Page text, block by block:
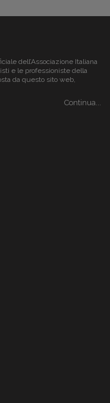
dell’Associazione Italiana
e le professioniste della
da questo sito web,
Continua...